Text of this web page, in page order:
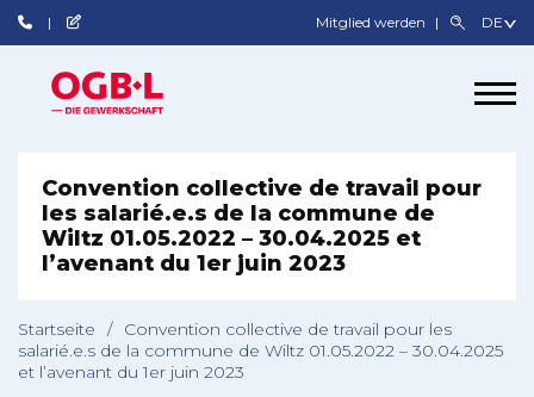
Mitglied werden
Convention collective de travail pour
les salarié.e.s de la commune de
Wiltz 01.05.2022 – 30.04.2025 et
l’avenant du 1er juin 2023
Startseite /
Convention collective de travail pour les
salarié.e.s de la commune de Wiltz 01.05.2022 – 30.04.2025
et l’avenant du 1er juin 2023